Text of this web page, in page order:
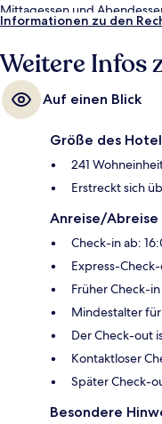
Mittagessen und
Außenpools, eine Poolbar
Reisenden.
Informationen zu den
Weitere Infos
Auf einen Blick
Größe des
241
Erstreckt sich
Anreise/Abreise
Check-in ab:
Express-
Früher Check-
Mindestalter
Der Check-out
Kontaktloser
Später Check-
Besondere